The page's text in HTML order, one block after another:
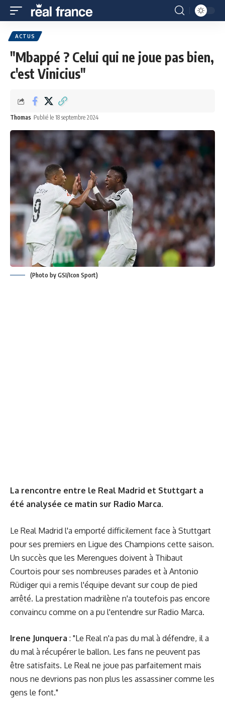
ACTUS
"Mbappé ? Celui qui ne joue pas bien,
c'est Vinicius"
Thomas Publié le 18 septembre 2024
(Photo by GSI/Icon Sport)
La rencontre entre le Real Madrid et Stuttgart a
été analysée ce matin sur Radio Marca.
Le Real Madrid l'a emporté difficilement face à Stuttgart
pour ses premiers en Ligue des Champions cette saison.
Un succès que les Merengues doivent à Thibaut
Courtois pour ses nombreuses parades et à Antonio
Rüdiger qui a remis l'équipe devant sur coup de pied
arrêté. La prestation madrilène n'a toutefois pas encore
convaincu comme on a pu l'entendre sur Radio Marca.
Irene Junquera : "Le Real n'a pas du mal à défendre, il a
du mal à récupérer le ballon. Les fans ne peuvent pas
être satisfaits. Le Real ne joue pas parfaitement mais
nous ne devrions pas non plus les assassiner comme les
gens le font."